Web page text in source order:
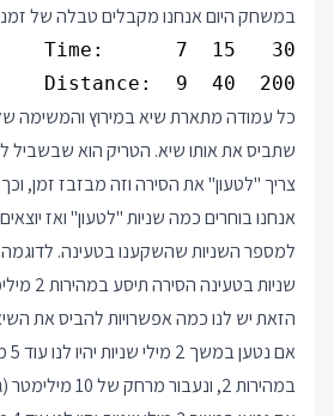
במשחק היום אנחנו מקבלים טבלה של
Distance:  9  40  200
כל עמודה מתארת שיא במירוץ והמשימה
שתביס את אותו שיא. הטריק הוא שבשביל
אנחנו בוחרים כמה שניות "לטעון" ואז
שניות
הזאת יש לנו כמה אפשרויות להביס את
במהירות 2, ונעבור מרחק של 10 מילימטר (גדול מהמרחק בטבלה).